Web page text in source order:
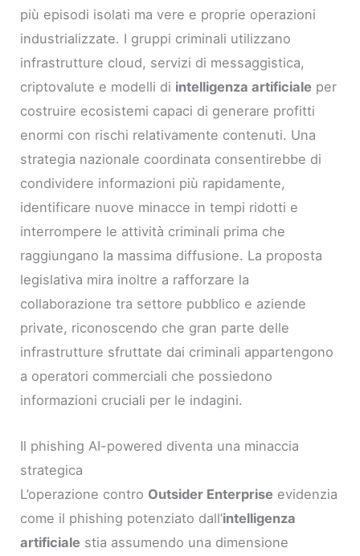
più episodi isolati ma vere e proprie operazioni
industrializzate. I gruppi criminali utilizzano
infrastrutture cloud, servizi di messaggistica,
criptovalute e modelli di intelligenza artificiale per
costruire ecosistemi capaci di generare profitti
enormi con rischi relativamente contenuti. Una
strategia nazionale coordinata consentirebbe di
condividere informazioni più rapidamente,
identificare nuove minacce in tempi ridotti e
interrompere le attività criminali prima che
raggiungano la massima diffusione. La proposta
legislativa mira inoltre a rafforzare la
collaborazione tra settore pubblico e aziende
private, riconoscendo che gran parte delle
infrastrutture sfruttate dai criminali appartengono
a operatori commerciali che possiedono
informazioni cruciali per le indagini.
Il phishing AI-powered diventa una minaccia
strategica
L’operazione contro Outsider Enterprise evidenzia
come il phishing potenziato dall’intelligenza
artificiale stia assumendo una dimensione